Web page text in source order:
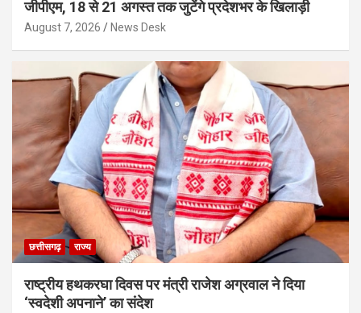
जीपीएम, 18 से 21 अगस्त तक जुटेंगे प्रदेशभर के खिलाड़ी
August 7, 2026 News Desk
छत्तीसगढ़ राज्य
राष्ट्रीय हथकरघा दिवस पर मंत्री राजेश अग्रवाल ने दिया
‘स्वदेशी अपनाने’ का संदेश